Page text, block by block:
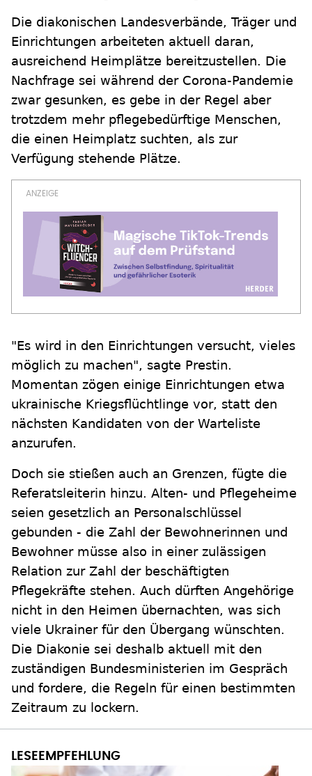
Die diakonischen Landesverbände, Träger und
Einrichtungen arbeiteten aktuell daran,
ausreichend Heimplätze bereitzustellen. Die
Nachfrage sei während der Corona-Pandemie
zwar gesunken, es gebe in der Regel aber
trotzdem mehr pflegebedürftige Menschen,
die einen Heimplatz suchten, als zur
Verfügung stehende Plätze.
"Es wird in den Einrichtungen versucht, vieles
möglich zu machen", sagte Prestin.
Momentan zögen einige Einrichtungen etwa
ukrainische Kriegsflüchtlinge vor, statt den
nächsten Kandidaten von der Warteliste
anzurufen.
Doch sie stießen auch an Grenzen, fügte die
Referatsleiterin hinzu. Alten- und Pflegeheime
seien gesetzlich an Personalschlüssel
gebunden - die Zahl der Bewohnerinnen und
Bewohner müsse also in einer zulässigen
Relation zur Zahl der beschäftigten
Pflegekräfte stehen. Auch dürften Angehörige
nicht in den Heimen übernachten, was sich
viele Ukrainer für den Übergang wünschten.
Die Diakonie sei deshalb aktuell mit den
zuständigen Bundesministerien im Gespräch
und fordere, die Regeln für einen bestimmten
Zeitraum zu lockern.